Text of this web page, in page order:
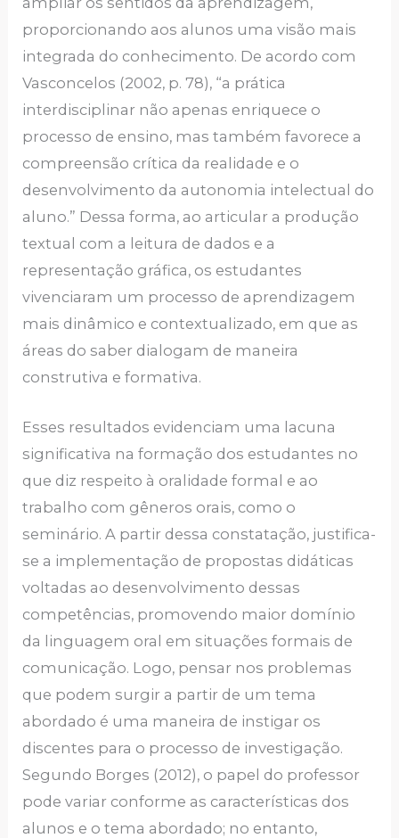
proporcionando aos alunos uma visão mais
integrada do conhecimento. De acordo com
Vasconcelos (2002, p. 78), “a prática
interdisciplinar não apenas enriquece o
processo de ensino, mas também favorece a
compreensão crítica da realidade e o
desenvolvimento da autonomia intelectual do
aluno.” Dessa forma, ao articular a produção
textual com a leitura de dados e a
representação gráfica, os estudantes
vivenciaram um processo de aprendizagem
mais dinâmico e contextualizado, em que as
áreas do saber dialogam de maneira
construtiva e formativa.
Esses resultados evidenciam uma lacuna
significativa na formação dos estudantes no
que diz respeito à oralidade formal e ao
trabalho com gêneros orais, como o
seminário. A partir dessa constatação, justifica-
se a implementação de propostas didáticas
voltadas ao desenvolvimento dessas
competências, promovendo maior domínio
da linguagem oral em situações formais de
comunicação. Logo, pensar nos problemas
que podem surgir a partir de um tema
abordado é uma maneira de instigar os
discentes para o processo de investigação.
Segundo Borges (2012), o papel do professor
pode variar conforme as características dos
alunos e o tema abordado; no entanto,